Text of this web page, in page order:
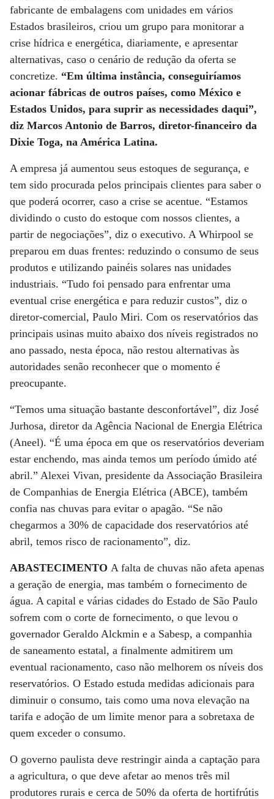
fabricante de embalagens com unidades em vários
Estados brasileiros, criou um grupo para monitorar a
crise hídrica e energética, diariamente, e apresentar
alternativas, caso o cenário de redução da oferta se
concretize. “Em última instância, conseguiríamos
acionar fábricas de outros países, como México e
Estados Unidos, para suprir as necessidades daqui”,
diz Marcos Antonio de Barros, diretor-financeiro da
Dixie Toga, na América Latina.
A empresa já aumentou seus estoques de segurança, e
tem sido procurada pelos principais clientes para saber o
que poderá ocorrer, caso a crise se acentue. “Estamos
dividindo o custo do estoque com nossos clientes, a
partir de negociações”, diz o executivo. A Whirpool se
preparou em duas frentes: reduzindo o consumo de seus
produtos e utilizando painéis solares nas unidades
industriais. “Tudo foi pensado para enfrentar uma
eventual crise energética e para reduzir custos”, diz o
diretor-comercial, Paulo Miri. Com os reservatórios das
principais usinas muito abaixo dos níveis registrados no
ano passado, nesta época, não restou alternativas às
autoridades senão reconhecer que o momento é
preocupante.
“Temos uma situação bastante desconfortável”, diz José
Jurhosa, diretor da Agência Nacional de Energia Elétrica
(Aneel). “É uma época em que os reservatórios deveriam
estar enchendo, mas ainda temos um período úmido até
abril.” Alexei Vivan, presidente da Associação Brasileira
de Companhias de Energia Elétrica (ABCE), também
confia nas chuvas para evitar o apagão. “Se não
chegarmos a 30% de capacidade dos reservatórios até
abril, temos risco de racionamento”, diz.
ABASTECIMENTO A falta de chuvas não afeta apenas
a geração de energia, mas também o fornecimento de
água. A capital e várias cidades do Estado de São Paulo
sofrem com o corte de fornecimento, o que levou o
governador Geraldo Alckmin e a Sabesp, a companhia
de saneamento estatal, a finalmente admitirem um
eventual racionamento, caso não melhorem os níveis dos
reservatórios. O Estado estuda medidas adicionais para
diminuir o consumo, tais como uma nova elevação na
tarifa e adoção de um limite menor para a sobretaxa de
quem exceder o consumo.
O governo paulista deve restringir ainda a captação para
a agricultura, o que deve afetar ao menos três mil
produtores rurais e cerca de 50% da oferta de hortifrútis